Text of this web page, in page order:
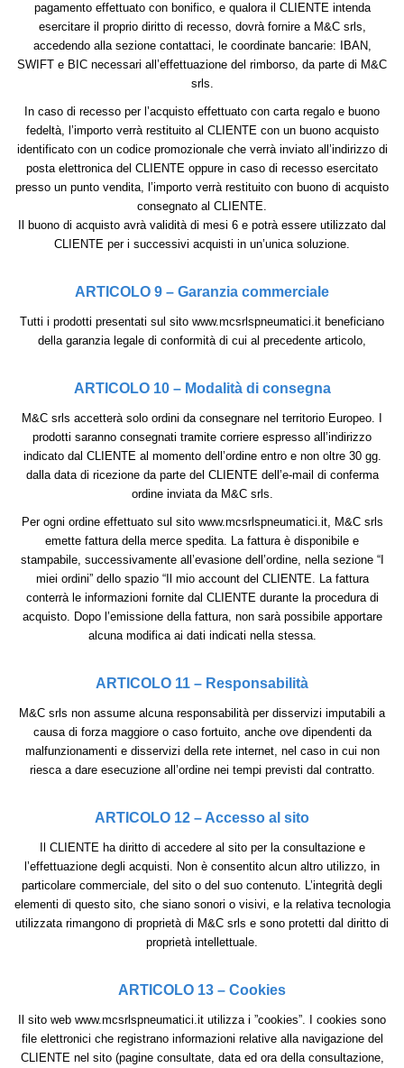
pagamento effettuato con bonifico, e qualora il CLIENTE intenda
esercitare il proprio diritto di recesso, dovrà fornire a M&C srls,
accedendo alla sezione contattaci, le coordinate bancarie: IBAN,
SWIFT e BIC necessari all’effettuazione del rimborso, da parte di M&C
srls.
In caso di recesso per l’acquisto effettuato con carta regalo e buono
fedeltà, l’importo verrà restituito al CLIENTE con un buono acquisto
identificato con un codice promozionale che verrà inviato all’indirizzo di
posta elettronica del CLIENTE oppure in caso di recesso esercitato
presso un punto vendita, l’importo verrà restituito con buono di acquisto
consegnato al CLIENTE.
Il buono di acquisto avrà validità di mesi 6 e potrà essere utilizzato dal
CLIENTE per i successivi acquisti in un’unica soluzione.
ARTICOLO 9 – Garanzia commerciale
Tutti i prodotti presentati sul sito www.mcsrlspneumatici.it beneficiano
della garanzia legale di conformità di cui al precedente articolo,
ARTICOLO 10 – Modalità di consegna
M&C srls accetterà solo ordini da consegnare nel territorio Europeo. I
prodotti saranno consegnati tramite corriere espresso all’indirizzo
indicato dal CLIENTE al momento dell’ordine entro e non oltre 30 gg.
dalla data di ricezione da parte del CLIENTE dell’e-mail di conferma
ordine inviata da M&C srls.
Per ogni ordine effettuato sul sito www.mcsrlspneumatici.it, M&C srls
emette fattura della merce spedita. La fattura è disponibile e
stampabile, successivamente all’evasione dell’ordine, nella sezione “I
miei ordini” dello spazio “Il mio account del CLIENTE. La fattura
conterrà le informazioni fornite dal CLIENTE durante la procedura di
acquisto. Dopo l’emissione della fattura, non sarà possibile apportare
alcuna modifica ai dati indicati nella stessa.
ARTICOLO 11 – Responsabilità
M&C srls non assume alcuna responsabilità per disservizi imputabili a
causa di forza maggiore o caso fortuito, anche ove dipendenti da
malfunzionamenti e disservizi della rete internet, nel caso in cui non
riesca a dare esecuzione all’ordine nei tempi previsti dal contratto.
ARTICOLO 12 – Accesso al sito
Il CLIENTE ha diritto di accedere al sito per la consultazione e
l’effettuazione degli acquisti. Non è consentito alcun altro utilizzo, in
particolare commerciale, del sito o del suo contenuto. L’integrità degli
elementi di questo sito, che siano sonori o visivi, e la relativa tecnologia
utilizzata rimangono di proprietà di M&C srls e sono protetti dal diritto di
proprietà intellettuale.
ARTICOLO 13 – Cookies
Il sito web www.mcsrlspneumatici.it utilizza i ”cookies”. I cookies sono
file elettronici che registrano informazioni relative alla navigazione del
CLIENTE nel sito (pagine consultate, data ed ora della consultazione,